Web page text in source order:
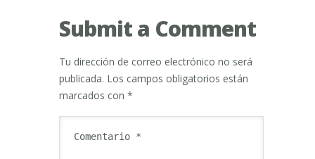
Submit a Comment
Tu dirección de correo electrónico no será
publicada. Los campos obligatorios están
marcados con *